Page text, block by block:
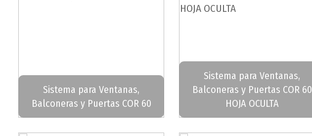
Sistema para Ventanas,
Balconeras y Puertas COR 60
Sistema para Ventanas,
Balconeras y Puertas COR 60
HOJA OCULTA